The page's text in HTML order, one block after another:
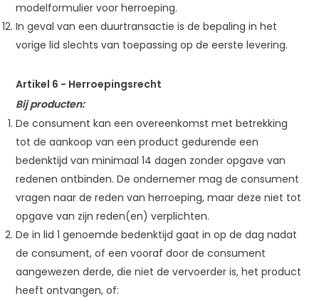
modelformulier voor herroeping.
In geval van een duurtransactie is de bepaling in het
vorige lid slechts van toepassing op de eerste levering.
Artikel 6 - Herroepingsrecht
Bij producten:
De consument kan een overeenkomst met betrekking
tot de aankoop van een product gedurende een
bedenktijd van minimaal 14 dagen zonder opgave van
redenen ontbinden. De ondernemer mag de consument
vragen naar de reden van herroeping, maar deze niet tot
opgave van zijn reden(en) verplichten.
De in lid 1 genoemde bedenktijd gaat in op de dag nadat
de consument, of een vooraf door de consument
aangewezen derde, die niet de vervoerder is, het product
heeft ontvangen, of: